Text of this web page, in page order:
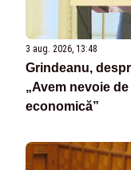
3 aug. 2026, 13:48
Grindeanu,
„Avem nevoie
economică”